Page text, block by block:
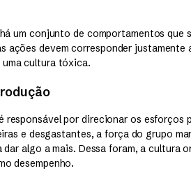
um conjunto de comportamentos que
ações devem corresponder
uma cultura tóxica.
responsável por direcionar os esforços
e desgastantes, a força do grupo
algo a mais. Dessa foram, a cultura
desempenho.